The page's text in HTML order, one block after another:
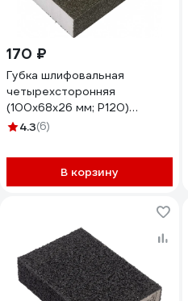
170 ₽
Губка шлифовальная
четырехсторонняя
(100х68х26 мм; Р120)
"МАСТЕР" Зубр 35611-120
4.3(6)
В корзину